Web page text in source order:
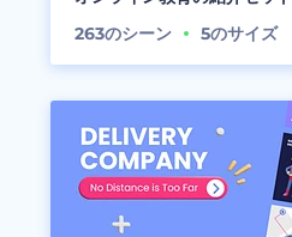
263のシーン 5のサイズ